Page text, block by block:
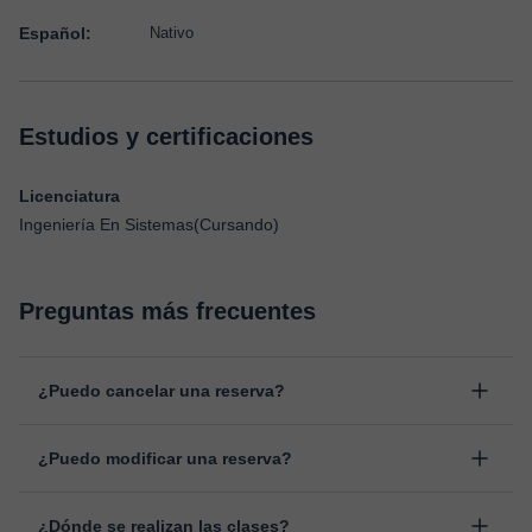
Español: Nativo
Estudios y certificaciones
Licenciatura
Ingeniería En Sistemas(Cursando)
Preguntas más frecuentes
¿Puedo cancelar una reserva?
antes de la clase, indicando el motivo de cancelación.
¿Puedo modificar una reserva?
cambiar la hora o el día de clase. Puedes hacerlo desde tu área
¿Dónde se realizan las clases?